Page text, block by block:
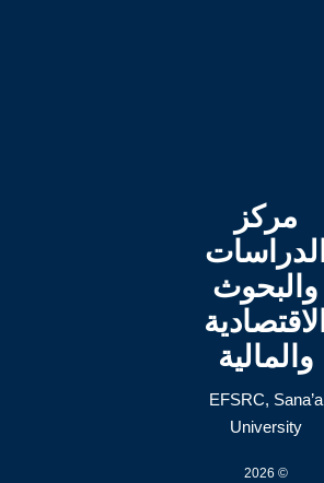
مركز
الدراسات
والبحوث
الاقتصادية
والمالية
EFSRC, Sana’a
University
© 2026